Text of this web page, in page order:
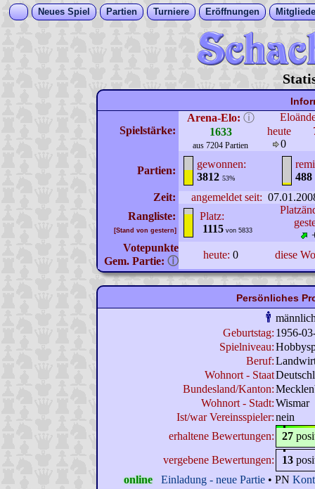
Neues Spiel Partien Turniere Eröffnungen
Spielstärke:
Arena-Elo: ⓘ
1633
aus 7204 Partien
heute
0
Partien:
gewonnen:
3812 53%
488
Zeit:
angemeldet seit:
Rangliste:
[Stand von gestern]
Platz:
1115 von 5833
Votepunkte
Gem. Partie: ⓘ
heute: 0 diese
Persönliches
Geburtstag: 1956-
Spielniveau:
Beruf:
Wohnort - Staat
Bundesland/Kanton:
Wohnort - Stadt:Wismar
Ist/war Vereinsspieler:nein
erhaltene Bewertungen:
27
vergebene Bewertungen:
13
online
Einladung - neue Partie• PN